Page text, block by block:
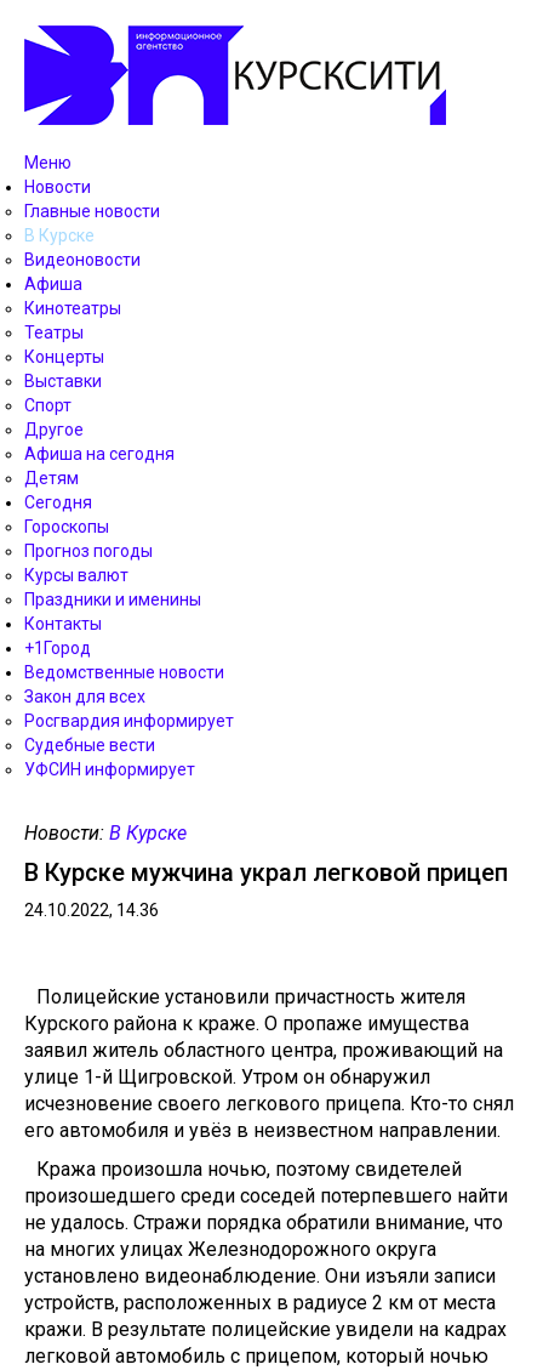
Меню
Новости
Главные новости
В Курске
Видеоновости
Афиша
Кинотеатры
Театры
Концерты
Выставки
Спорт
Другое
Афиша на сегодня
Детям
Сегодня
Гороскопы
Прогноз погоды
Курсы валют
Праздники и именины
Контакты
+1Город
Ведомственные новости
Закон для всех
Росгвардия информирует
Судебные вести
УФСИН информирует
Новости: В Курске
В Курске мужчина украл легковой прицеп
24.10.2022, 14.36
Полицейские установили причастность жителя
Курского района к краже. О пропаже имущества
заявил житель областного центра, проживающий на
улице 1-й Щигровской. Утром он обнаружил
исчезновение своего легкового прицепа. Кто-то снял
его автомобиля и увёз в неизвестном направлении.
Кража произошла ночью, поэтому свидетелей
произошедшего среди соседей потерпевшего найти
не удалось. Стражи порядка обратили внимание, что
на многих улицах Железнодорожного округа
установлено видеонаблюдение. Они изъяли записи
устройств, расположенных в радиусе 2 км от места
кражи. В результате полицейские увидели на кадрах
легковой автомобиль с прицепом, который ночью